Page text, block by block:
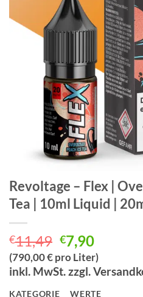
Revoltage – Flex |
Tea | 10ml Liquid |
€11,49
Preis
war:
€7,90
Preis
ist:
(790,00 € pro Liter)
inkl. MwSt. zzgl.
KATEGORIE
WERTE